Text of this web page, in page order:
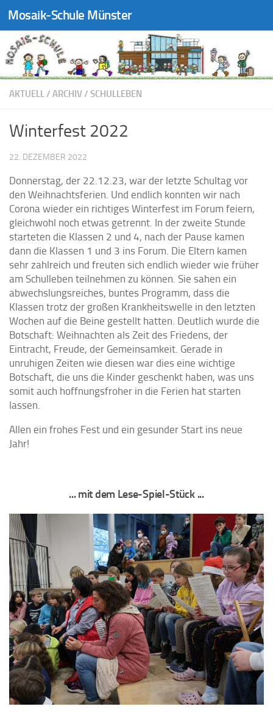
Zum Inhalt springen
Mosaik-Schule Münster
AKTUELL/ ARCHIV/ SCHULLEBEN
Winterfest 2022
22. DEZEMBER 2022
Donnerstag, der 22.12.23, war der letzte Schultag vor
den Weihnachtsferien. Und endlich konnten wir nach
Corona wieder ein richtiges Winterfest im Forum feiern,
gleichwohl noch etwas getrennt. In der zweite Stunde
starteten die Klassen 2 und 4, nach der Pause kamen
dann die Klassen 1 und 3 ins Forum. Die Eltern kamen
sehr zahlreich und freuten sich endlich wieder wie früher
am Schulleben teilnehmen zu können. Sie sahen ein
abwechslungsreiches, buntes Programm, dass die
Klassen trotz der großen Krankheitswelle in den letzten
Wochen auf die Beine gestellt hatten. Deutlich wurde die
Botschaft: Weihnachten als Zeit des Friedens, der
Eintracht, Freude, der Gemeinsamkeit. Gerade in
unruhigen Zeiten wie diesen war dies eine wichtige
Botschaft, die uns die Kinder geschenkt haben, was uns
somit auch hoffnungsfroher in die Ferien hat starten
lassen.
Allen ein frohes Fest und ein gesunder Start ins neue
Jahr!
... mit dem Lese-Spiel-Stück ...